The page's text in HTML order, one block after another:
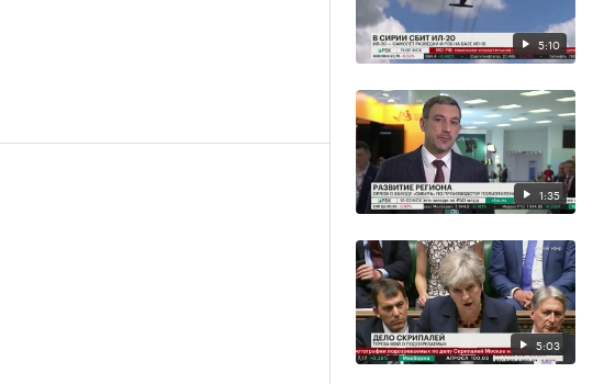
5:10
1:35
5:03